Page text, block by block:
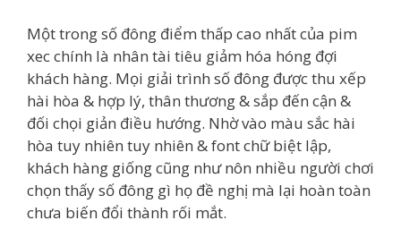
Một trong số đông điểm thấp cao nhất của pim
xec chính là nhân tài tiêu giảm hóa hóng đợi
khách hàng. Mọi giải trình số đông được thu xếp
hài hòa & hợp lý, thân thương & sắp đến cận &
đối chọi giản điều hướng. Nhờ vào màu sắc hài
hòa tuy nhiên tuy nhiên & font chữ biệt lập,
khách hàng giống cũng như nôn nhiều người chơi
chọn thấy số đông gì họ đề nghị mà lại hoàn toàn
chưa biến đổi thành rối mắt.